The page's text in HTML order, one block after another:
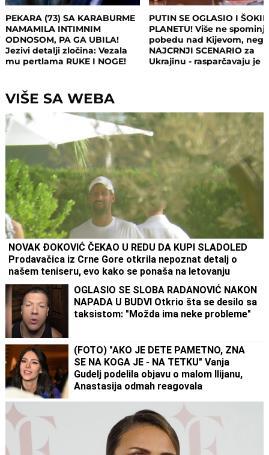
PEKARA (73) SA KARABURME
NAMAMILA INTIMNIM
ODNOSOM, PA GA UBILA!
Jezivi detalji zločina: Vezala
mu pertlama RUKE I NOGE!
PUTIN SE OGLASIO I
PLANETU! Više ne
pobedu nad Kijevom, nego
NAJCRNJI SCENARIO za
Ukrajinu - rasparčavaju je
VIŠE SA WEBA
NOVAK ĐOKOVIĆ ČEKAO U REDU DA KUPI SLADOLED
Prodavačica iz Crne Gore otkrila nepoznat detalj o
našem teniseru, evo kako se ponaša na letovanju
OGLASIO SE SLOBA RADANOVIĆ NAKON
NAPADA U BUDVI Otkrio šta se desilo sa
taksistom: "Možda ima neke probleme"
(FOTO) "AKO JE DETE PAMETNO, ZNA
SE NA KOGA JE - NA TETKU" Vanja
Gudelj podelila objavu o malom Ilijanu,
Anastasija odmah reagovala